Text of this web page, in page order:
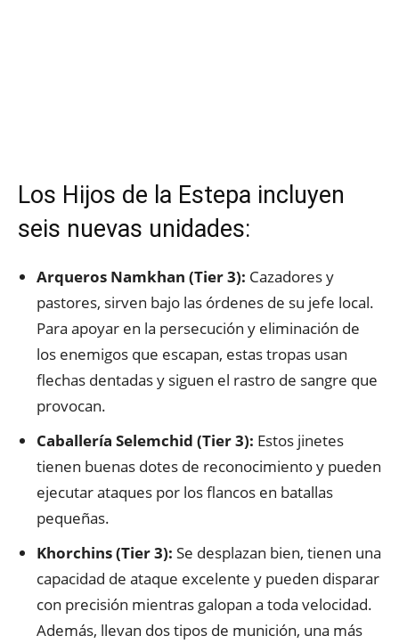
Los Hijos de la Estepa incluyen
seis nuevas unidades:
Arqueros Namkhan (Tier 3): Cazadores y
pastores, sirven bajo las órdenes de su jefe local.
Para apoyar en la persecución y eliminación de
los enemigos que escapan, estas tropas usan
flechas dentadas y siguen el rastro de sangre que
provocan.
Caballería Selemchid (Tier 3): Estos jinetes
tienen buenas dotes de reconocimiento y pueden
ejecutar ataques por los flancos en batallas
pequeñas.
Khorchins (Tier 3): Se desplazan bien, tienen una
capacidad de ataque excelente y pueden disparar
con precisión mientras galopan a toda velocidad.
Además, llevan dos tipos de munición, una más